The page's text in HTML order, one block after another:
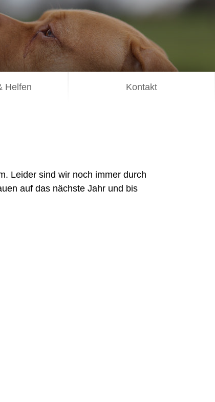
Helfen Kontakt
Leider sind wir noch immer durch
auf das nächste Jahr und bis